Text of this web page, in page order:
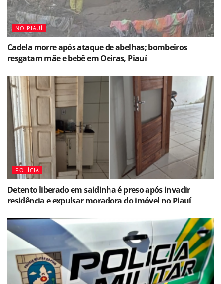
NO PIAUÍ
Cadela morre após ataque de abelhas; bombeiros
resgatam mãe e bebê em Oeiras, Piauí
POLÍCIA
Detento liberado em saidinha é preso após invadir
residência e expulsar moradora do imóvel no Piauí